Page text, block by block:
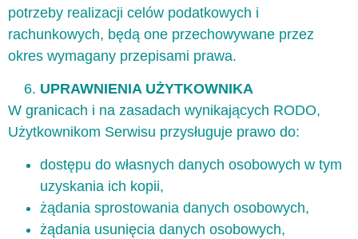
potrzeby realizacji celów podatkowych i
rachunkowych, będą one przechowywane przez
okres wymagany przepisami prawa.
UPRAWNIENIA UŻYTKOWNIKA
W granicach i na zasadach wynikających RODO,
Użytkownikom Serwisu przysługuje prawo do:
dostępu do własnych danych osobowych w tym
uzyskania ich kopii,
żądania sprostowania danych osobowych,
żądania usunięcia danych osobowych,